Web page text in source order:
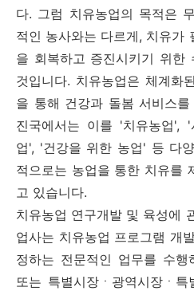
다. 그럼 치유농업의 목적은
적인 농사와는 다르게, 치유가
을 회복하고 증진시키기 위한
것입니다. 치유농업은 체계화
을 통해 건강과 돌봄 서비스
진국에서는 이를 '치유농업',
업', '건강을 위한 농업' 등 다
적으로는 농업을 통한 치유를
고 있습니다.
치유농업 연구개발 및 육성에
업사는 치유농업 프로그램 개
정하는 전문적인 업무를 수행
또는 특별시장ㆍ광역시장ㆍ특